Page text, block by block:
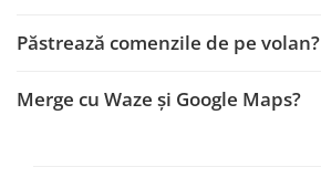
Porsche
Păstrează comenzile de pe volan?
Merge cu Waze și Google Maps?